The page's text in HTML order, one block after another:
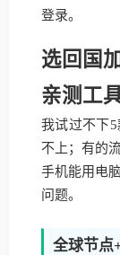
登录。
选回国
亲测工具
我试过不下
不上；有的
手机能用电
问题。
全球节点